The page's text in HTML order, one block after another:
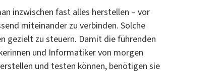
inzwischen fast alles herstellen – vor
miteinander zu verbinden. Solche
gezielt zu steuern. Damit die führenden
und Informa­tiker von morgen
und testen kön­nen, benötigen sie